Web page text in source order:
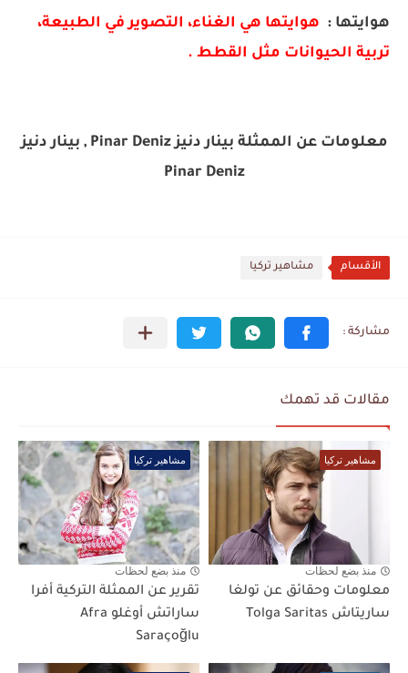
هوايتها : هوايتها هي الغناء، التصوير في الطبيعة،
تربية الحيوانات مثل القطط .
معلومات عن الممثلة بينار دنيز Pinar Deniz , بينار دنيز
Pinar Deniz
الأقسام مشاهير تركيا
مقالات قد تهمك
مشاهير تركيا
منذ بضع لحظات
معلومات وحقائق عن تولغا
ساريتاش Tolga Saritas
مشاهير تركيا
منذ بضع لحظات
تقرير عن الممثلة التركية أفرا
ساراتش أوغلو Afra
Saraçoğlu